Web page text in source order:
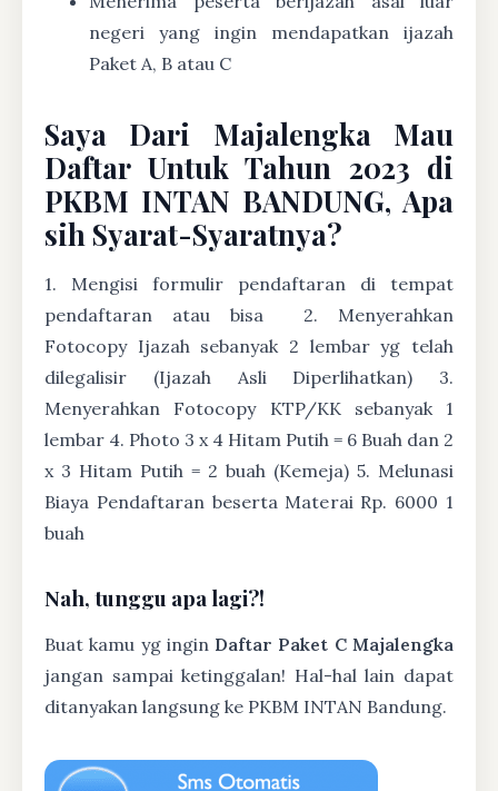
negeri yang ingin mendapatkan ijazah
Paket A, B atau C
Saya Dari Majalengka Mau
Daftar Untuk Tahun 2023 di
PKBM INTAN BANDUNG, Apa
sih Syarat-Syaratnya?
1. Mengisi formulir pendaftaran di tempat
pendaftaran atau bisa
2. Menyerahkan
Fotocopy Ijazah sebanyak 2 lembar yg telah
dilegalisir (Ijazah Asli Diperlihatkan) 3.
Menyerahkan Fotocopy KTP/KK sebanyak 1
lembar 4. Photo 3 x 4 Hitam Putih = 6 Buah dan 2
x 3 Hitam Putih = 2 buah (Kemeja) 5. Melunasi
Biaya Pendaftaran beserta Materai Rp. 6000 1
buah
Nah, tunggu apa lagi?!
Buat kamu yg ingin Daftar Paket C Majalengka
jangan sampai ketinggalan! Hal-hal lain dapat
ditanyakan langsung ke PKBM INTAN Bandung.